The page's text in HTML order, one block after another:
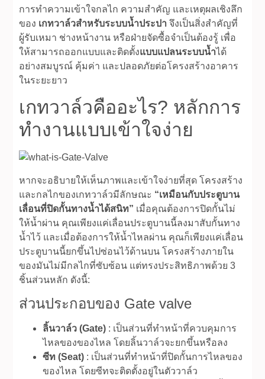
การทำความเข้าใจกลไก ความสำคัญ และเหตุผลเชิงลึก
ของ เกทวาล์วสำหรับระบบน้ำประปา จึงเป็นสิ่งสำคัญที่
ผู้รับเหมา ช่างหน้างาน หรือฝ่ายจัดซื้อจำเป็นต้องรู้ เพื่อ
ให้สามารถออกแบบและติดตั้งแบบแปลนระบบน้ำได้
อย่างสมบูรณ์ คุ้มค่า และปลอดภัยต่อโครงสร้างอาคาร
ในระยะยาว
เกทวาล์วคืออะไร? หลักการ
ทำงานแบบเข้าใจง่าย
หากจะอธิบายให้เห็นภาพและเข้าใจง่ายที่สุด โครงสร้าง
และกลไกของเกทวาล์วมีลักษณะ “เหมือนกับประตูบาน
เลื่อนที่ปิดกั้นทางน้ำได้สนิท” เมื่อคุณต้องการปิดกั้นไม่
ให้น้ำผ่าน คุณเพียงแค่เลื่อนประตูบานนี้ลงมาสับกั้นทาง
น้ำไว้ และเมื่อต้องการให้น้ำไหลผ่าน คุณก็เพียงแค่เลื่อน
ประตูบานนี้ยกขึ้นไปซ่อนไว้ด้านบน โครงสร้างภายใน
ของมันไม่มีกลไกที่ซับซ้อน แต่ทรงประสิทธิภาพด้วย 3
ชิ้นส่วนหลัก ดังนี้:
ส่วนประกอบของ Gate valve
ลิ้นวาล์ว (Gate) : เป็นส่วนที่ทำหน้าที่ควบคุมการ
ไหลของของไหล โดยลิ้นวาล์วจะยกขึ้นหรือลง
ซีท (Seat) : เป็นส่วนที่ทำหน้าที่ปิดกั้นการไหลของ
ของไหล โดยซีทจะติดตั้งอยู่ในตัววาล์ว